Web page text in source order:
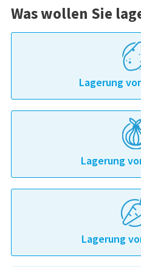
Was wollen Sie
Lagerung
Lagerung
Lagerung